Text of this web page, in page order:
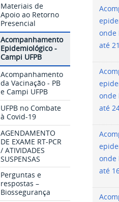
Materiais de
Apoio ao Retorno
Presencial
Acompanhamento
Epidemiológico -
Campi UFPB
Acompanhamento
da Vacinação - PB
e Campi UFPB
UFPB no Combate
à Covid-19
AGENDAMENTO
DE EXAME RT-PCR
/ ATIVIDADES
SUSPENSAS
Perguntas e
respostas –
Biossegurança
onde
até
onde
até
onde
até